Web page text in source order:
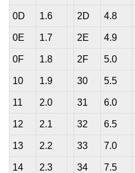
0D 1.6 2D 4.8
0E 1.7 2E 4.9
0F 1.8 2F 5.0
10 1.9 30 5.5
11 2.0 31 6.0
12 2.1 32 6.5
13 2.2 33 7.0
14 2.3 34 7.5